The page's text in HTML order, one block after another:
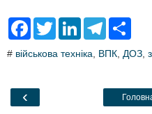
F
e
o
T
t
L
k
T
e
a
r
# військова техніка ВПК ДОЗ
‹